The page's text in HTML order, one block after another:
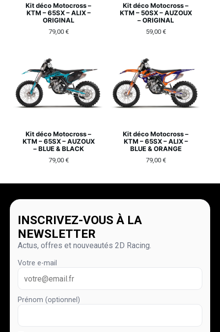
Kit déco Motocross –
KTM – 65SX – ALIX –
ORIGINAL
79,00 €
Kit déco Motocross –
KTM – 50SX – AUZOUX
– ORIGINAL
59,00 €
Kit déco Motocross –
KTM – 65SX – AUZOUX
– BLUE & BLACK
79,00 €
Kit déco Motocross –
KTM – 65SX – ALIX –
BLUE & ORANGE
79,00 €
INSCRIVEZ-VOUS À LA
NEWSLETTER
Actus, offres et nouveautés 2D Racing.
Votre e-mail
Prénom (optionnel)